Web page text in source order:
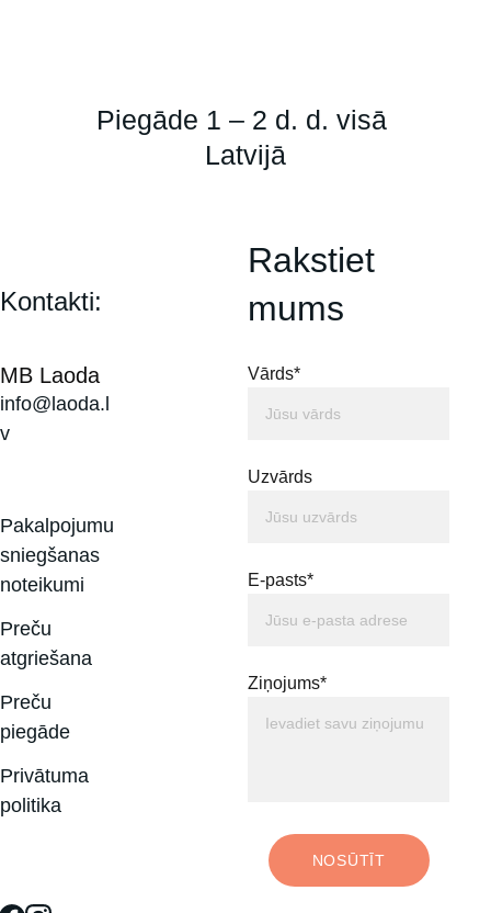
Rakstiet
mums
Vārds*
Uzvārds
E-pasts*
Ziņojums*
NOSŪTĪT
MB Laoda
Kontakti:
info@laoda.l
v
Pakalpojumu
sniegšanas
noteikumi
Preču
atgriešana
Preču
piegāde
Privātuma
politika
Piegāde 1 – 2 d. d. visā
Latvijā